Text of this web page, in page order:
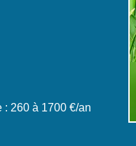
260 à 1700 €/an